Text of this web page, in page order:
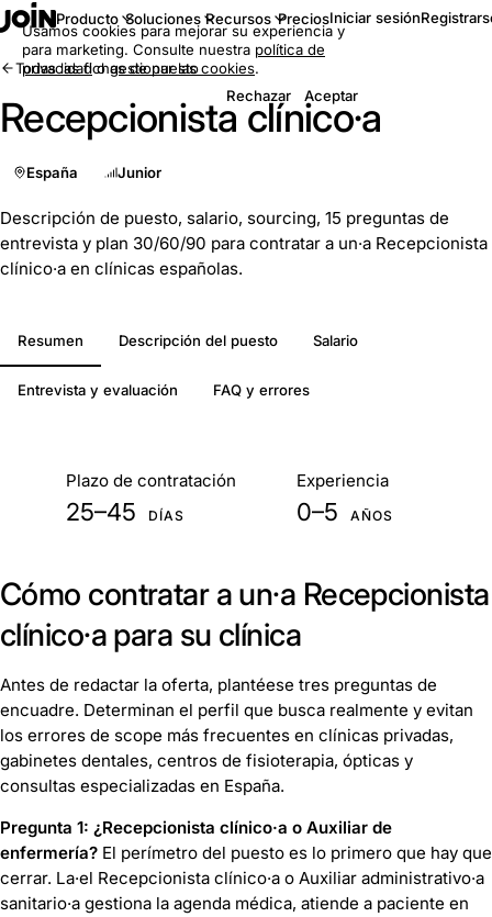
Producto Soluciones Recursos PreciosIniciar sesión
Todas las fichas de puesto
Recepcionista clínico·a
España Junior
Descripción de puesto, salario, sourcing, 15 preguntas de
entrevista y plan 30/60/90 para contratar a un·a Recepcionista
clínico·a en clínicas españolas.
Resumen Descripción del puesto Salario
Entrevista y evaluación FAQ y errores
Plazo de contratación
25–45 DÍAS
Experiencia
0–5 AÑOS
Cómo contratar a un·a Recepcionista
clínico·a para su clínica
Antes de redactar la oferta, plantéese tres preguntas de
encuadre. Determinan el perfil que busca realmente y evitan
los errores de scope más frecuentes en clínicas privadas,
gabinetes dentales, centros de fisioterapia, ópticas y
consultas especializadas en España.
Pregunta 1: ¿Recepcionista clínico·a o Auxiliar de
enfermería? El perímetro del puesto es lo primero que hay que
cerrar. La·el Recepcionista clínico·a o Auxiliar administrativo·a
sanitario·a gestiona la agenda médica, atiende a paciente en
Usamos cookies para mejorar su experiencia y
para marketing. Consulte nuestra política de
privacidadogestionar las cookies.
Rechazar
Aceptar